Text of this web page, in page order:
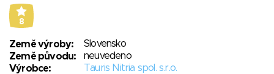
8
Země výroby:
Slovensko
Země původu:
neuvedeno
Výrobce:
Tauris Nitria spol. s.r.o.